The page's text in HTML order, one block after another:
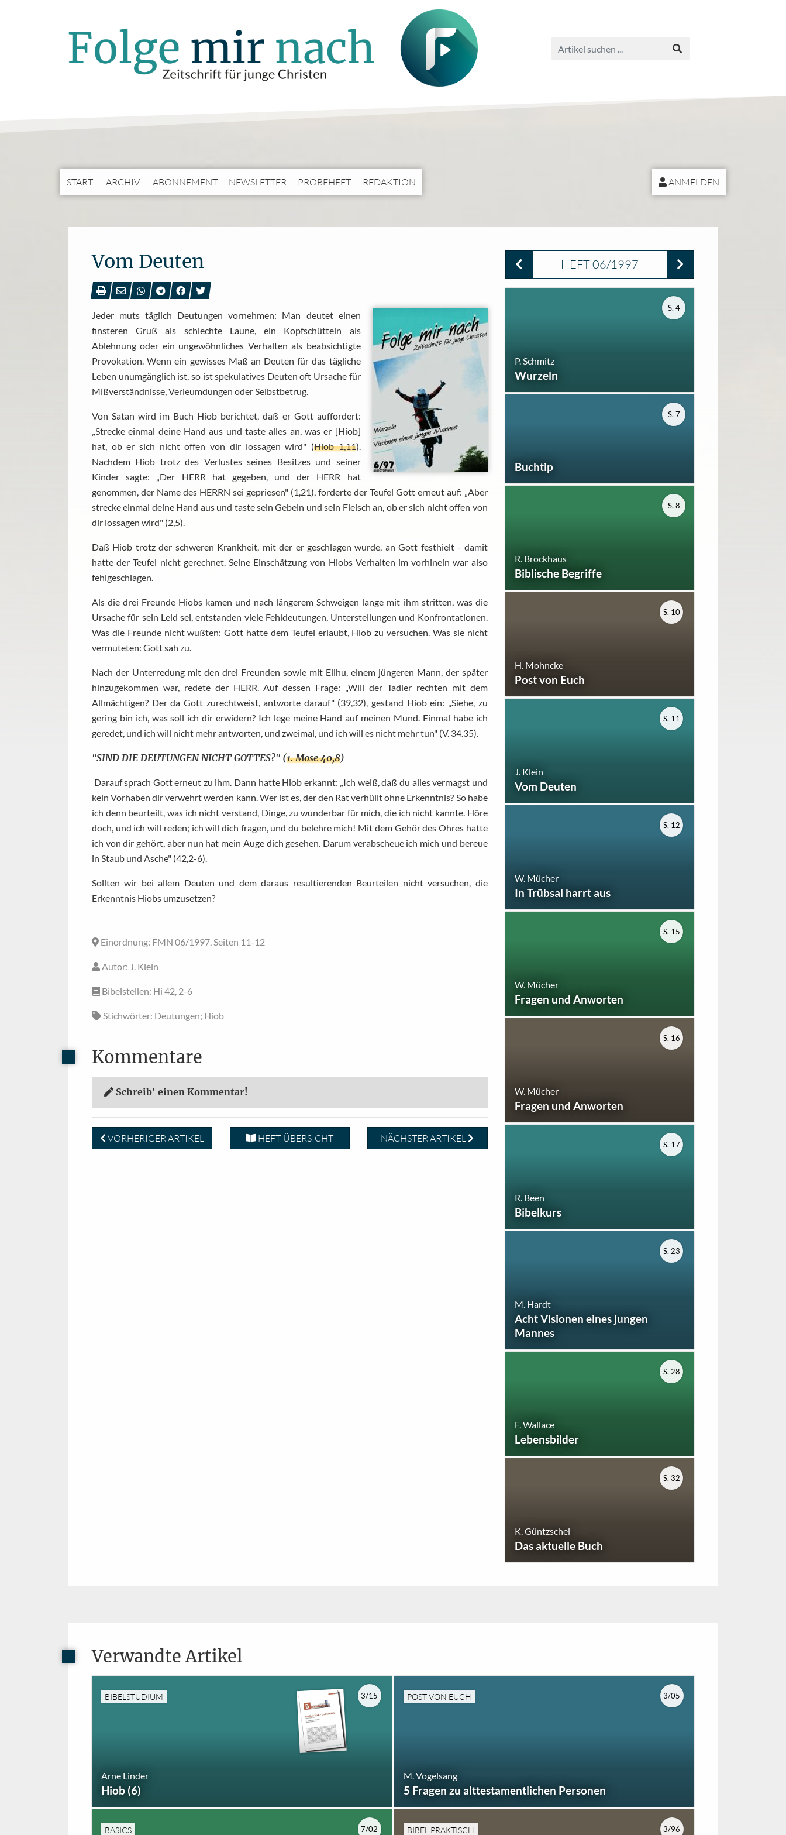
START ARCHIV ABONNEMENT NEWSLETTER PROBEHEFT REDAKTION ANMELDEN
Vom Deuten
Jeder muts täglich Deutungen vornehmen: Man deutet einen
finsteren Gruß als schlechte Laune, ein Kopfschütteln als
Ablehnung oder ein ungewöhnliches Verhalten als beabsichtigte
Provokation. Wenn ein gewisses Maß an Deuten für das tägliche
Leben unumgänglich ist, so ist spekulatives Deuten oft Ursache für
Mißverständnisse, Verleumdungen oder Selbstbetrug.
Von Satan wird im Buch Hiob berichtet, daß er Gott auffordert:
„Strecke einmal deine Hand aus und taste alles an, was er [Hiob]
hat, ob er sich nicht offen von dir lossagen wird" (Hiob 1,11).
Nachdem Hiob trotz des Verlustes seines Besitzes und seiner
Kinder sagte: „Der HERR hat gegeben, und der HERR hat
genommen, der Name des HERRN sei gepriesen" (1,21), forderte der Teufel Gott erneut auf: „Aber
strecke einmal deine Hand aus und taste sein Gebein und sein Fleisch an, ob er sich nicht offen von
dir lossagen wird" (2,5).
Daß Hiob trotz der schweren Krankheit, mit der er geschlagen wurde, an Gott festhielt - damit
hatte der Teufel nicht gerechnet. Seine Einschätzung von Hiobs Verhalten im vorhinein war also
fehlgeschlagen.
Als die drei Freunde Hiobs kamen und nach längerem Schweigen lange mit ihm stritten, was die
Ursache für sein Leid sei, entstanden viele Fehldeutungen, Unterstellungen und Konfrontationen.
Was die Freunde nicht wußten: Gott hatte dem Teufel erlaubt, Hiob zu versuchen. Was sie nicht
vermuteten: Gott sah zu.
Nach der Unterredung mit den drei Freunden sowie mit Elihu, einem jüngeren Mann, der später
hinzugekommen war, redete der HERR. Auf dessen Frage: „Will der Tadler rechten mit dem
Allmächtigen? Der da Gott zurechtweist, antworte darauf" (39,32), gestand Hiob ein: „Siehe, zu
gering bin ich, was soll ich dir erwidern? Ich lege meine Hand auf meinen Mund. Einmal habe ich
geredet, und ich will nicht mehr antworten, und zweimal, und ich will es nicht mehr tun" (V. 34.35).
"SIND DIE DEUTUNGEN NICHT GOTTES?" (1. Mose 40,8)
Darauf sprach Gott erneut zu ihm. Dann hatte Hiob erkannt: „Ich weiß, daß du alles vermagst und
kein Vorhaben dir verwehrt werden kann. Wer ist es, der den Rat verhüllt ohne Erkenntnis? So habe
ich denn beurteilt, was ich nicht verstand, Dinge, zu wunderbar für mich, die ich nicht kannte. Höre
doch, und ich will reden; ich will dich fragen, und du belehre mich! Mit dem Gehör des Ohres hatte
ich von dir gehört, aber nun hat mein Auge dich gesehen. Darum verabscheue ich mich und bereue
in Staub und Asche" (42,2-6).
Sollten wir bei allem Deuten und dem daraus resultierenden Beurteilen nicht versuchen, die
Erkenntnis Hiobs umzusetzen?
Einordnung: FMN 06/1997, Seiten 11-12
Autor: J. Klein
Bibelstellen: Hi 42, 2-6
Stichwörter: Deutungen; Hiob
Kommentare
Schreib' einen Kommentar!
VORHERIGER ARTIKEL HEFT-ÜBERSICHT NÄCHSTER ARTIKEL
HEFT 06/1997
P. Schmitz
Wurzeln
S. 4
Buchtip
S. 7
R. Brockhaus
Biblische Begriffe
S. 8
H. Mohncke
Post von Euch
S. 10
J. Klein
Vom Deuten
S. 11
W. Mücher
In Trübsal harrt aus
S. 12
W. Mücher
Fragen und Anworten
S. 15
W. Mücher
Fragen und Anworten
S. 16
R. Been
Bibelkurs
S. 17
M. Hardt
Acht Visionen eines jungen
Mannes
S. 23
F. Wallace
Lebensbilder
S. 28
K. Güntzschel
Das aktuelle Buch
S. 32
Verwandte Artikel
BIBELSTUDIUM
Arne Linder
Hiob (6)
3/15 POST VON EUCH
M. Vogelsang
5 Fragen zu alttestamentlichen Personen
3/05
BASICS 7/02 BIBEL PRAKTISCH 3/96